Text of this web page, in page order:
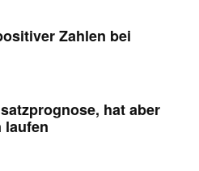
Zahlen bei
hat aber
laufen